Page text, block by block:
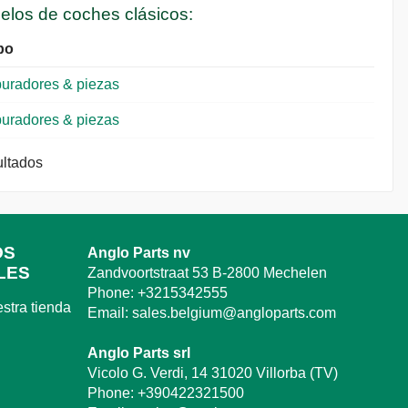
de coches clásicos:
& piezas
& piezas
tienda
Anglo Parts nv
Zandvoortstraat 53 B-2800 Mechelen
Phone: +3215342555
Email: sales.belgium@angloparts.com
Anglo Parts srl
Vicolo G. Verdi, 14 31020 Villorba (TV)
Phone: +390422321500